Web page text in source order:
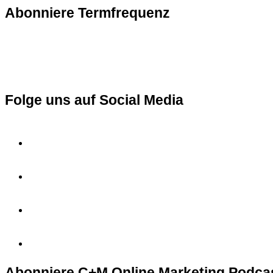
Abonniere Termfrequenz
Folge uns auf Social Media